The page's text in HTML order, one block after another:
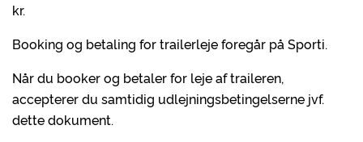
kr.
Booking og betaling for trailerleje foregår på Sporti.
Når du booker og betaler for leje af traileren,
accepterer du samtidig udlejningsbetingelserne jvf.
dette dokument.